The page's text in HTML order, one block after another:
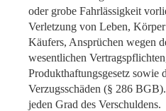
oder grobe Fahrlässigkeit
Verletzung von Leben,
Käufers, Ansprüchen wegen
wesentlichen
Produkthaftungsgesetz sowie
Verzugsschäden (§ 286
jeden Grad des Verschuldens.